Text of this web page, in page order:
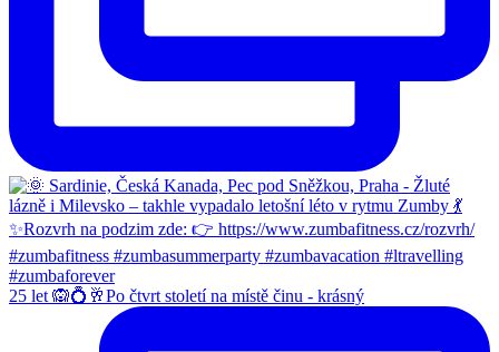
25 let 🙉💍🥂Po čtvrt století na místě činu - krásný